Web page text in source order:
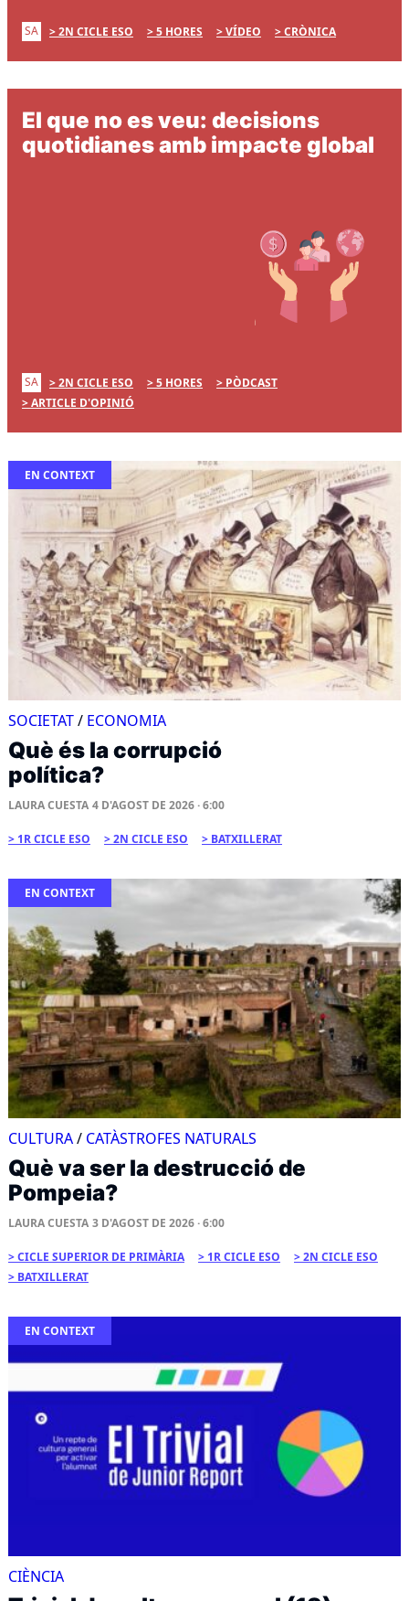
SA 2N CICLE ESO 5 HORES VÍDEO CRÒNICA
El que no es veu: decisions
quotidianes amb impacte global
SA 2N CICLE ESO 5 HORES
PÒDCAST
ARTICLE D'OPINIÓ
EN CONTEXT
SOCIETAT/ ECONOMIA
Què és la corrupció
política?
LAURA CUESTA 4 D'AGOST DE 2026 · 6:00
1R CICLE ESO 2N CICLE ESO BATXILLERAT
EN CONTEXT
CULTURA/ CATÀSTROFES NATURALS
Què va ser la destrucció de
Pompeia?
LAURA CUESTA 3 D'AGOST DE 2026 · 6:00
CICLE SUPERIOR DE PRIMÀRIA 1R CICLE ESO
2N CICLE ESO
BATXILLERAT
EN CONTEXT
CIÈNCIA